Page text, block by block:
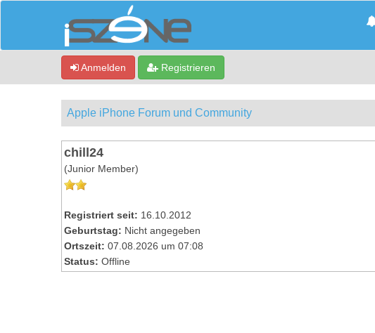
Anmelden Registrieren
Apple iPhone Forum und Community
chill24
(Junior Member)
Registriert seit: 16.10.2012
Geburtstag: Nicht angegeben
Ortszeit: 07.08.2026 um 07:08
Status: Offline